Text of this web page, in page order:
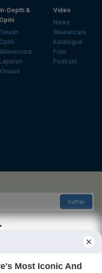
In-Depth &
Opini
Telaah
Opini
Laporan
Khusus
Video
News
Wawancara
Katalogue
Foto
Podcast
Daftar
Pedoman Media Siber